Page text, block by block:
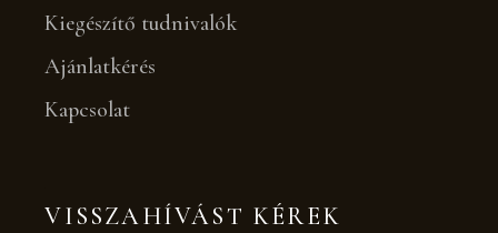
Kiegészítő tudnivalók
Ajánlatkérés
Kapcsolat
VISSZAHÍVÁST KÉREK